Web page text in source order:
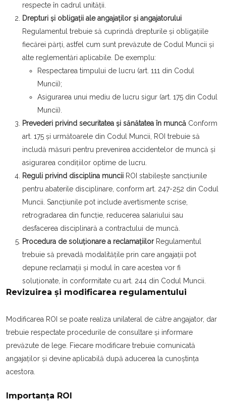
respecte în cadrul unității.
Drepturi și obligații ale angajaților și angajatorului
Regulamentul trebuie să cuprindă drepturile și obligațiile
fiecărei părți, astfel cum sunt prevăzute de Codul Muncii și
alte reglementări aplicabile. De exemplu:
Respectarea timpului de lucru (art. 111 din Codul
Muncii);
Asigurarea unui mediu de lucru sigur (art. 175 din Codul
Muncii).
Prevederi privind securitatea și sănătatea în muncă Conform
art. 175 și următoarele din Codul Muncii, ROI trebuie să
includă măsuri pentru prevenirea accidentelor de muncă și
asigurarea condițiilor optime de lucru.
Reguli privind disciplina muncii ROI stabilește sancțiunile
pentru abaterile disciplinare, conform art. 247-252 din Codul
Muncii. Sancțiunile pot include avertismente scrise,
retrogradarea din funcție, reducerea salariului sau
desfacerea disciplinară a contractului de muncă.
Procedura de soluționare a reclamațiilorRegulamentul
trebuie să prevadă modalitățile prin care angajații pot
depune reclamații și modul în care acestea vor fi
soluționate, în conformitate cu art. 244 din Codul Muncii.
Revizuirea și modificarea regulamentului
Modificarea ROI se poate realiza unilateral de către angajator, dar
trebuie respectate procedurile de consultare și informare
prevăzute de lege. Fiecare modificare trebuie comunicată
angajaților și devine aplicabilă după aducerea la cunoștința
acestora.
Importanța ROI